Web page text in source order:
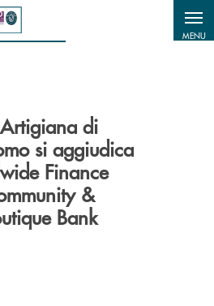
MENU
di
si aggiudica
Finance
&
Bank